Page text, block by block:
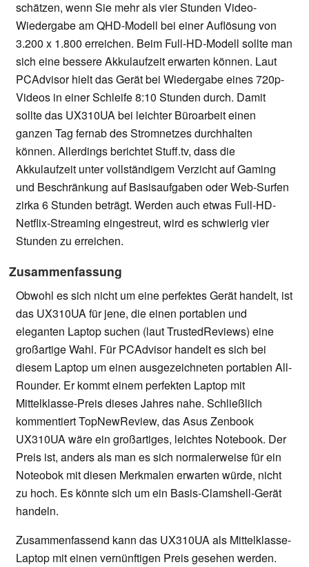
schätzen, wenn Sie mehr als vier Stunden Video-
Wiedergabe am QHD-Modell bei einer Auflösung von
3.200 x 1.800 erreichen. Beim Full-HD-Modell sollte man
sich eine bessere Akkulaufzeit erwarten können. Laut
PCAdvisor hielt das Gerät bei Wiedergabe eines 720p-
Videos in einer Schleife 8:10 Stunden durch. Damit
sollte das UX310UA bei leichter Büroarbeit einen
ganzen Tag fernab des Stromnetzes durchhalten
können. Allerdings berichtet Stuff.tv, dass die
Akkulaufzeit unter vollständigem Verzicht auf Gaming
und Beschränkung auf Basisaufgaben oder Web-Surfen
zirka 6 Stunden beträgt. Werden auch etwas Full-HD-
Netflix-Streaming eingestreut, wird es schwierig vier
Stunden zu erreichen.
Zusammenfassung
Obwohl es sich nicht um eine perfektes Gerät handelt, ist
das UX310UA für jene, die einen portablen und
eleganten Laptop suchen (laut TrustedReviews) eine
großartige Wahl. Für PCAdvisor handelt es sich bei
diesem Laptop um einen ausgezeichneten portablen All-
Rounder. Er kommt einem perfekten Laptop mit
Mittelklasse-Preis dieses Jahres nahe. Schließlich
kommentiert TopNewReview, das Asus Zenbook
UX310UA wäre ein großartiges, leichtes Notebook. Der
Preis ist, anders als man es sich normalerweise für ein
Noteobok mit diesen Merkmalen erwarten würde, nicht
zu hoch. Es könnte sich um ein Basis-Clamshell-Gerät
handeln.
Zusammenfassend kann das UX310UA als Mittelklasse-
Laptop mit einen vernünftigen Preis gesehen werden.